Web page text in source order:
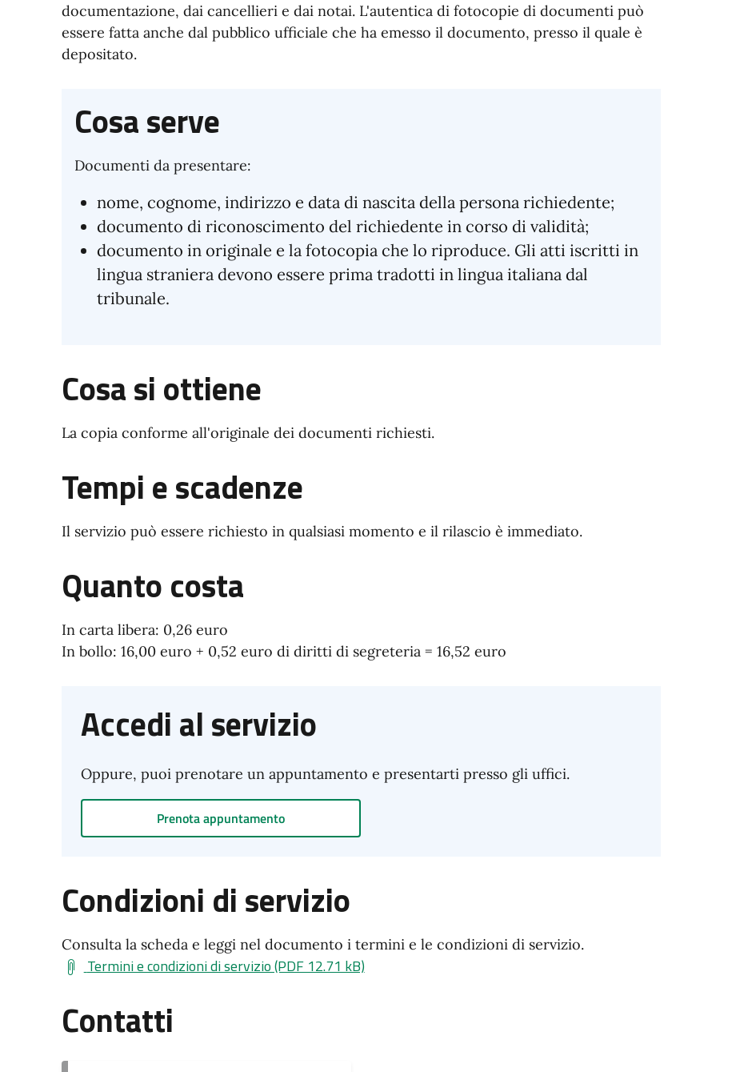
documentazione, dai cancellieri e dai notai. L'autentica di fotocopie di documenti può
essere fatta anche dal pubblico ufficiale che ha emesso il documento, presso il quale è
depositato.
Cosa serve
Documenti da presentare:
nome, cognome, indirizzo e data di nascita della persona richiedente;
documento di riconoscimento del richiedente in corso di validità;
documento in originale e la fotocopia che lo riproduce. Gli atti iscritti in
lingua straniera devono essere prima tradotti in lingua italiana dal
tribunale.
Cosa si ottiene
La copia conforme all'originale dei documenti richiesti.
Tempi e scadenze
Il servizio può essere richiesto in qualsiasi momento e il rilascio è immediato.
Quanto costa
In carta libera: 0,26 euro
In bollo: 16,00 euro + 0,52 euro di diritti di segreteria = 16,52 euro
Accedi al servizio
Oppure, puoi prenotare un appuntamento e presentarti presso gli uffici.
Prenota appuntamento
Condizioni di servizio
Consulta la scheda e leggi nel documento i termini e le condizioni di servizio.
Termini e condizioni di servizio (PDF 12.71 kB)
Contatti